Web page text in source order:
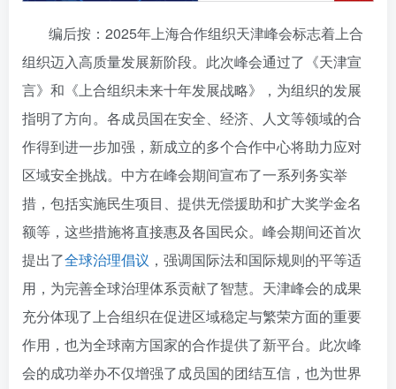
编后按：2025年上海合作组织天津峰会标志着上合
组织迈入高质量发展新阶段。此次峰会通过了《天津宣
言》和《上合组织未来十年发展战略》，为组织的发展
指明了方向。各成员国在安全、经济、人文等领域的合
作得到进一步加强，新成立的多个合作中心将助力应对
区域安全挑战。中方在峰会期间宣布了一系列务实举
措，包括实施民生项目、提供无偿援助和扩大奖学金名
额等，这些措施将直接惠及各国民众。峰会期间还首次
提出了全球治理倡议 ，强调国际法和国际规则的平等适
用，为完善全球治理体系贡献了智慧。天津峰会的成果
充分体现了上合组织在促进区域稳定与繁荣方面的重要
作用，也为全球南方国家的合作提供了新平台。此次峰
会的成功举办不仅增强了成员国的团结互信，也为世界